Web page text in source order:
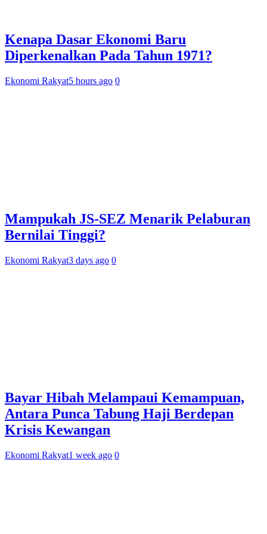
Kenapa Dasar Ekonomi Baru
Diperkenalkan Pada Tahun 1971?
Ekonomi Rakyat5 hours ago 0
Mampukah JS-SEZ Menarik Pelaburan
Bernilai Tinggi?
Ekonomi Rakyat3 days ago 0
Bayar Hibah Melampaui Kemampuan,
Antara Punca Tabung Haji Berdepan
Krisis Kewangan
Ekonomi Rakyat1 week ago 0